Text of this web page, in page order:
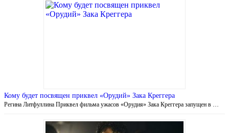
Кому будет посвящен приквел «Орудий» Зака Креггера
Регина Литфуллина Приквел фильма ужасов «Орудия» Зака Креггера запущен в …